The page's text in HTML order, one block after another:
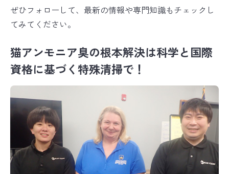
ぜひフォローして、最新の情報や専門知識もチェックし
てみてください。
猫アンモニア臭の根本解決は科学と国際
資格に基づく特殊清掃で！